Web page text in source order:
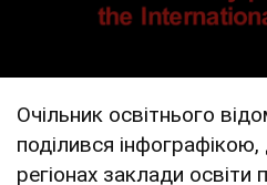
Очільник освітнього
поділився
регіонах заклади освіти